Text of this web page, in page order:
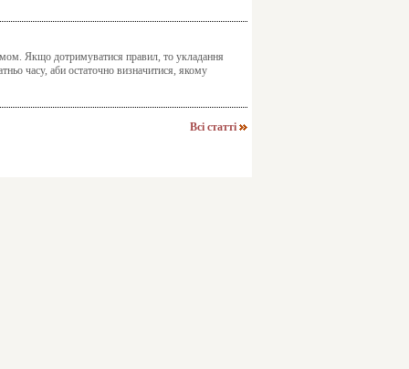
Якщо дотримуватися правил, то укладання
часу, аби остаточно визначитися, якому
Всі статті